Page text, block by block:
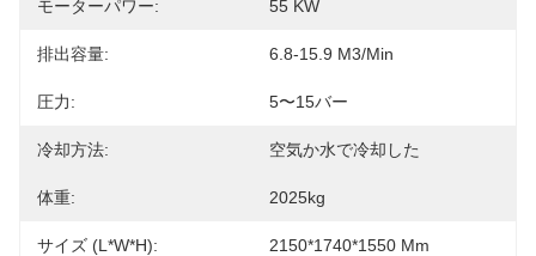
モーターパワー: 55 KW
排出容量: 6.8-15.9 M3/min
圧力: 5〜15バー
冷却方法: 空気か水で冷却した
体重: 2025kg
サイズ (L*W*H): 2150*1740*1550 Mm